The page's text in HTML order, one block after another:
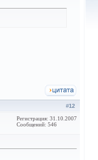
#12
Регистрация: 31.10.2007
Сообщений: 546